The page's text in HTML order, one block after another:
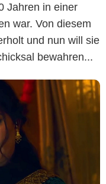
Jahren in einer
war. Von diesem
und nun will sie
bewahren...